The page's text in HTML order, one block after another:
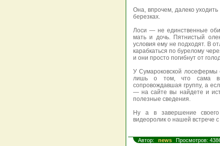
Она, впрочем, далеко
березках.
Лоси — не единственные
мать и дочь. Пятнистый
условия ему не подходят. В
карабкаться по бурелому
и они просто погибнут от
У Сумароковской лосефермы
лишь о том, что сама
сопровождавшая группу, а
— на сайте вы найдете и
полезные сведения.
Ну а в завершение своего
видеоролик о нашей встрече
Автор: news Просмотров: